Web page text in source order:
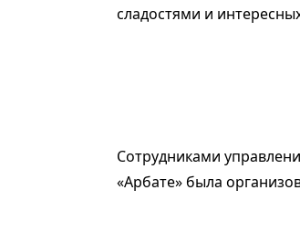
сладостями и
Сотрудниками
«Арбате» была